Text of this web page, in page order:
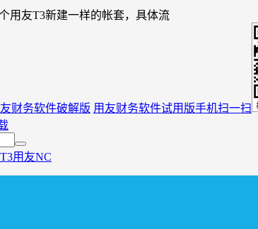
用友T3新建一样的帐套，具体流
财务软件破解版 用友财务软件试用版手机扫一扫
用友NC